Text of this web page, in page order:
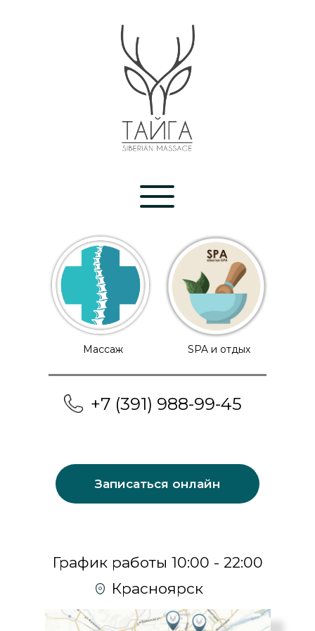
Записаться онлайн
График работы 10:00 - 22:00
Красноярск
+7 (391) 988-99-45
SPA и отдых
Массаж